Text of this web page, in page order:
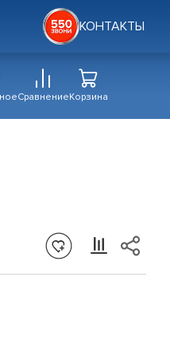
КОНТАКТЫ
СравнениеКорзина